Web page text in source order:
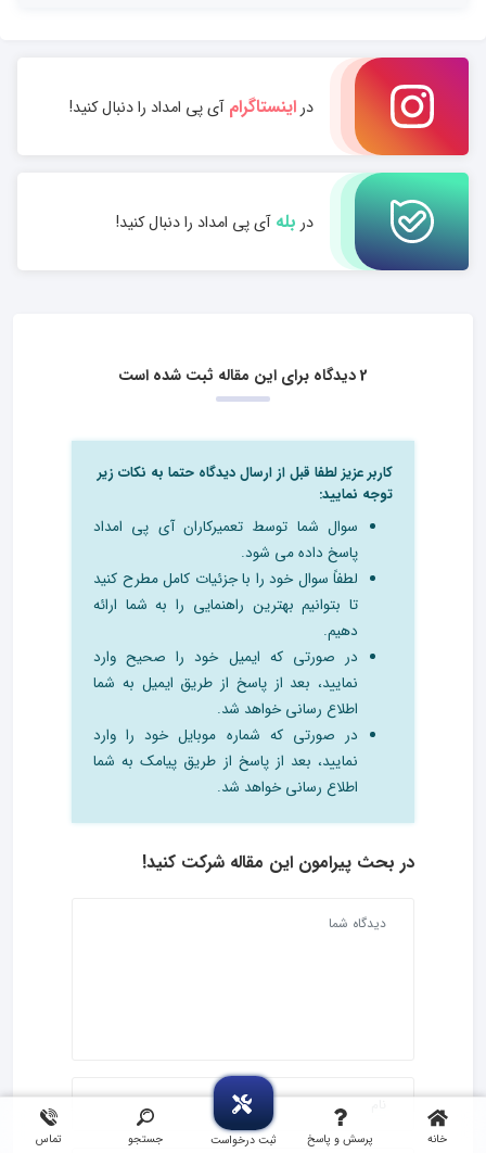
خانه پرسش و پاسخ ثبت درخواست جستجو تماس
دراینستاگرامآی پی امداد را دنبال کنید!
در بلهآی پی امداد را دنبال کنید!
2 دیدگاه برای این مقاله ثبت شده است
کاربر عزیز لطفا قبل از ارسال دیدگاه حتما به نکات زیر
توجه نمایید:
سوال شما توسط تعمیرکاران آی پی امداد
پاسخ داده می شود.
لطفاً سوال خود را با جزئیات کامل مطرح کنید
تا بتوانیم بهترین راهنمایی را به شما ارائه
دهیم.
در صورتی که ایمیل خود را صحیح وارد
نمایید، بعد از پاسخ از طریق ایمیل به شما
اطلاع رسانی خواهد شد.
در صورتی که شماره موبایل خود را وارد
نمایید، بعد از پاسخ از طریق پیامک به شما
اطلاع رسانی خواهد شد.
در بحث‌ پیرامون این مقاله شرکت کنید!